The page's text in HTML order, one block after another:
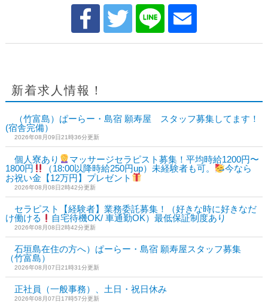
新着求人情報！
（竹富島）ぱーらー・島宿 願寿屋 スタッフ募集してます！
(宿舎完備）
2026年08月09日21時36分更新
個人寮あり
マッサージセラピスト募集！平均時給1200円〜
1800円
（18:00以降時給250円up）未経験者も可。
今なら
お祝い金【12万円】プレゼント
2026年08月08日2時42分更新
セラピスト【経験者】業務委託募集！（好きな時に好きなだ
け働ける
自宅待機OK/ 車通勤OK）最低保証制度あり
2026年08月08日2時42分更新
石垣島在住の方へ）ぱーらー・島宿 願寿屋スタッフ募集
（竹富島）
2026年08月07日21時31分更新
正社員（一般事務）、土日・祝日休み
2026年08月07日17時57分更新